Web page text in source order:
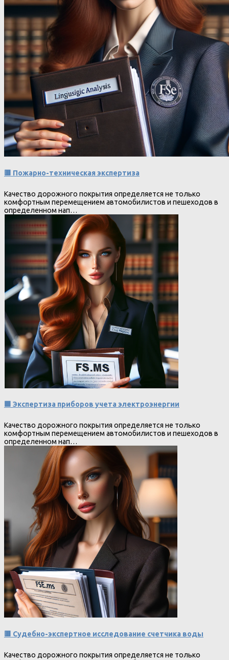
🟥 Пожарно-техническая экспертиза
Качество дорожного покрытия определяется не только
комфортным перемещением автомобилистов и пешеходов в
определенном нап…
🟩 Экспертиза приборов учета электроэнергии
Качество дорожного покрытия определяется не только
комфортным перемещением автомобилистов и пешеходов в
определенном нап…
🟥 Судебно-экспертное исследование счетчика воды
Качество дорожного покрытия определяется не только